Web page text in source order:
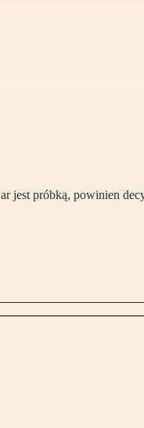
jest próbką, powinien